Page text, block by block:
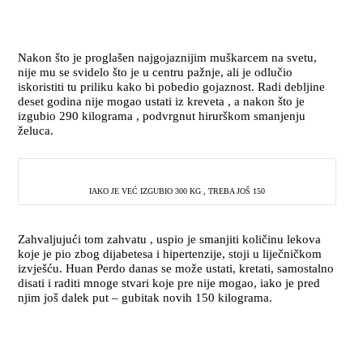
Nakon što je proglašen najgojaznijim muškarcem na svetu,
nije mu se svidelo što je u centru pažnje, ali je odlučio
iskoristiti tu priliku kako bi pobedio gojaznost. Radi debljine
deset godina nije mogao ustati iz kreveta , a nakon što je
izgubio 290 kilograma , podvrgnut hirurškom smanjenju
želuca.
IAKO JE VEĆ IZGUBIO 300 KG , TREBA JOŠ 150
Zahvaljujući tom zahvatu , uspio je smanjiti količinu lekova
koje je pio zbog dijabetesa i hipertenzije, stoji u liječničkom
izvješću. Huan Perdo danas se može ustati, kretati, samostalno
disati i raditi mnoge stvari koje pre nije mogao, iako je pred
njim još dalek put – gubitak novih 150 kilograma.